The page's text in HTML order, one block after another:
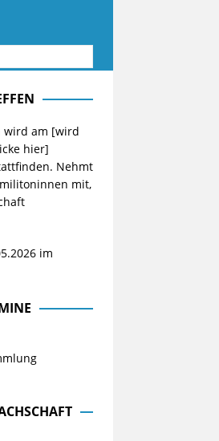
wird am [wird
hier]
Nehmt
mit,
im